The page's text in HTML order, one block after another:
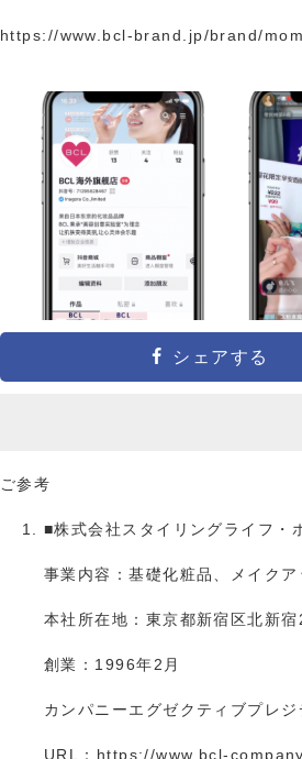
https://www.bcl-brand.jp/brand/
シェアする
ご参考
■株式会社スタイリングライフ
事業内容：基礎化粧品、メイク
本社所在地：東京都新宿区北新
創業：1996年2月
カンパニーエグゼクティブプレ
URL： https://www.bcl-